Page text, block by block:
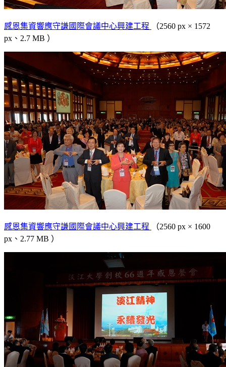
感恩集資響應守謙國際會議中心興建工程
（2560 px × 1572
px、2.7 MB ）
感恩集資響應守謙國際會議中心興建工程
（2560 px × 1600
px、2.77 MB ）